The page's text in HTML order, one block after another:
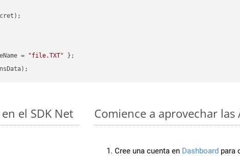
= "file.TXT"
el SDK Net Comience a aprovechar las
Cree una cuenta en Dashboard para